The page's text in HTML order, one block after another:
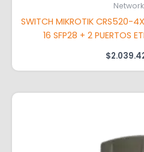
SWITCH MIKROTIK CRS520-
16 SFP28 + 2 PUERTOS
$